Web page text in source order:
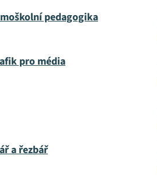
pedagogika
pro média
a řezbář